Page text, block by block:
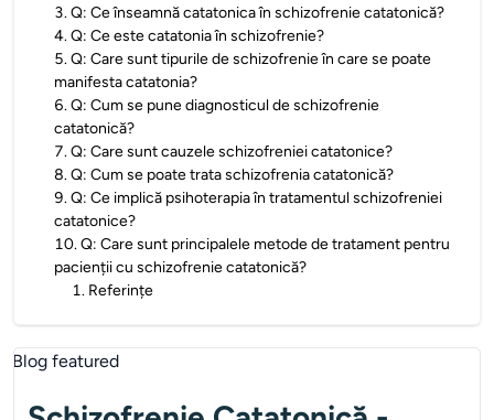
3.Q: Ce înseamnă catatonica în schizofrenie catatonică?
4.Q: Ce este catatonia în schizofrenie?
5.Q: Care sunt tipurile de schizofrenie în care se poate
manifesta catatonia?
6.Q: Cum se pune diagnosticul de schizofrenie
catatonică?
7.Q: Care sunt cauzele schizofreniei catatonice?
8.Q: Cum se poate trata schizofrenia catatonică?
9.Q: Ce implică psihoterapia în tratamentul schizofreniei
catatonice?
10.Q: Care sunt principalele metode de tratament pentru
pacienții cu schizofrenie catatonică?
1. Referințe